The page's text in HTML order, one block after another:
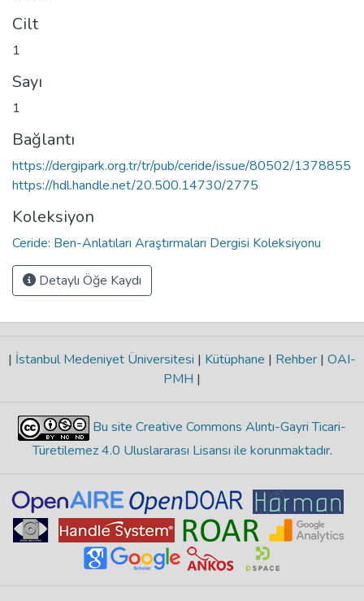
Cilt
1
Sayı
1
Bağlantı
https://dergipark.org.tr/tr/pub/ceride/issue/80502/1378855
https://hdl.handle.net/20.500.14730/2775
Koleksiyon
Ceride: Ben-Anlatıları Araştırmaları Dergisi Koleksiyonu
Detaylı Öğe Kaydı
| İstanbul Medeniyet Üniversitesi | Kütüphane | Rehber | OAI-
PMH |
Bu site Creative Commons Alıntı-Gayri Ticari-
Türetilemez 4.0 Uluslararası Lisansı ile korunmaktadır.